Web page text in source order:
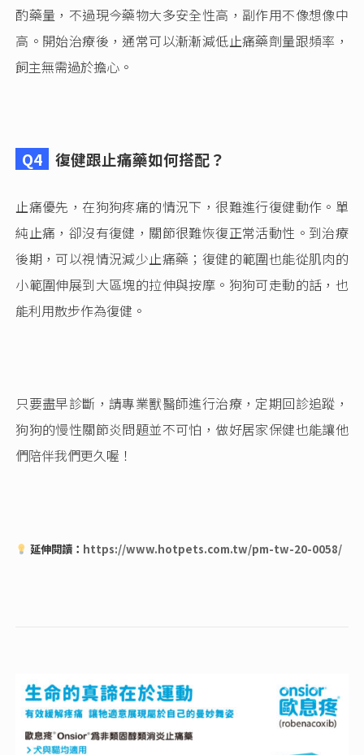
酌藥量，不過現今藥物大多安全性高，副作用不像想像中
高。開始治療後，通常可以漸漸減低止痛藥劑量跟頻率，
飼主無需過於擔心。
Q4 復健跟止痛藥如何搭配？
止痛優先，在狗狗疼痛的情況下，很難進行復健動作。單
純止痛，卻沒有復健，關節很難恢復正常活動性。到治療
後期，可以視情況減少止痛藥；復健的範圍也能從肌肉的
小範圍伸展到大區塊的拉伸與按摩。狗狗可走動的話，也
能利用散步作為復健。
只要盡早診斷，請專業獸醫師進行治療，定期回診追蹤，
狗狗的慢性關節炎問題並不可怕，做好居家保健也能讓他
們陪伴我們更久喔！
延伸閱讀： https://www.hotpets.com.tw/pm-tw-20-0058/